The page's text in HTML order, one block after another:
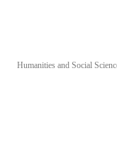
Humanities and Social